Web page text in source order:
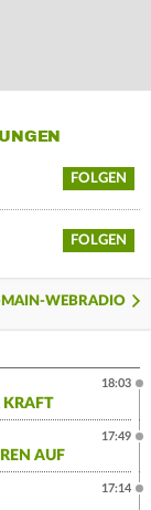
FOLGEN
FOLGEN
MAIN-WEBRADIO
18:03
AUF
17:49
17:14